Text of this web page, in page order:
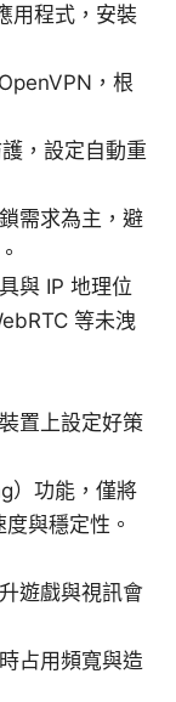
用程式，安裝
，根
，設定自動重
需求為主，避
與 IP 地理位
等未洩
置上設定好策
）功能，僅將
與穩定性。
遊戲與視訊會
占用頻寬與造